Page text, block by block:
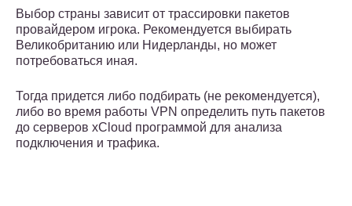
Выбор страны зависит от трассировки пакетов
провайдером игрока. Рекомендуется выбирать
Великобританию или Нидерланды, но может
потребоваться иная.
Тогда придется либо подбирать (не рекомендуется),
либо во время работы VPN определить путь пакетов
до серверов xCloud программой для анализа
подключения и трафика.